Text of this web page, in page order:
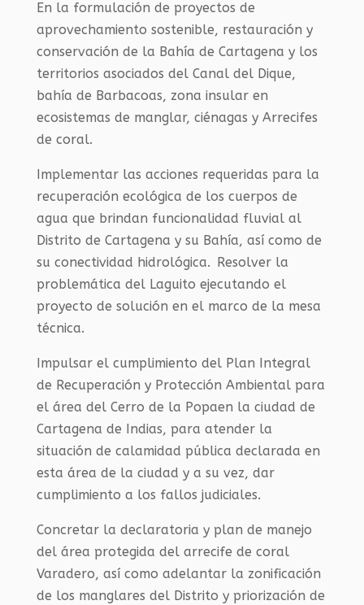
En la formulación de proyectos de
aprovechamiento sostenible, restauración y
conservación de la Bahía de Cartagena y los
territorios asociados del Canal del Dique,
bahía de Barbacoas, zona insular en
ecosistemas de manglar, ciénagas y Arrecifes
de coral.
Implementar las acciones requeridas para la
recuperación ecológica de los cuerpos de
agua que brindan funcionalidad fluvial al
Distrito de Cartagena y su Bahía, así como de
su conectividad hidrológica. Resolver la
problemática del Laguito ejecutando el
proyecto de solución en el marco de la mesa
técnica.
Impulsar el cumplimiento del Plan Integral
de Recuperación y Protección Ambiental para
el área del Cerro de la Popaen la ciudad de
Cartagena de Indias, para atender la
situación de calamidad pública declarada en
esta área de la ciudad y a su vez, dar
cumplimiento a los fallos judiciales.
Concretar la declaratoria y plan de manejo
del área protegida del arrecife de coral
Varadero, así como adelantar la zonificación
de los manglares del Distrito y priorización de